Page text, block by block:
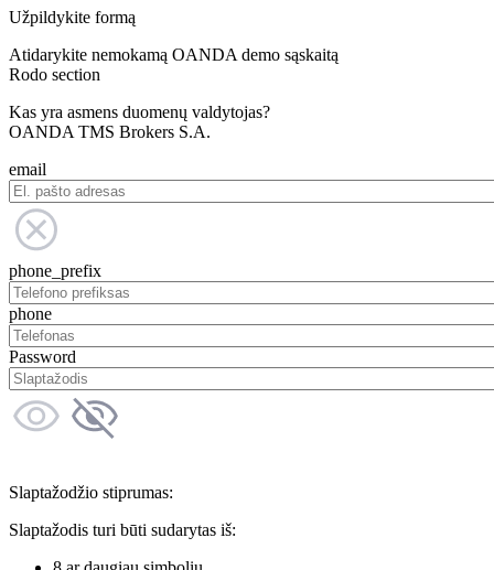
Užpildykite formą
Atidarykite nemokamą OANDA demo sąskaitą
Rodo section
Kas yra asmens duomenų valdytojas?
OANDA TMS Brokers S.A.
email
phone_prefix
phone
Password
Slaptažodžio stiprumas:
Slaptažodis turi būti sudarytas iš: